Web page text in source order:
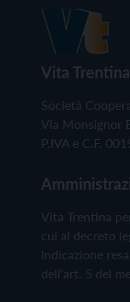
Vita
Società
Via Monsignor
P.IVA e C.F.
Vita Trentina
cui al decreto
Indicazione
dell'art. 5 del